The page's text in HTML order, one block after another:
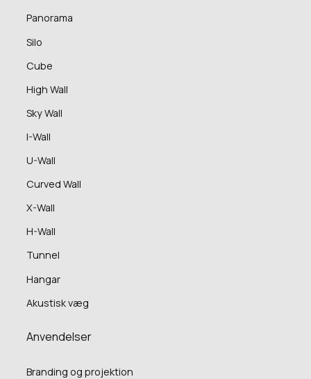
Panorama
Silo
Cube
High Wall
Sky Wall
I-Wall
U-Wall
Curved Wall
X-Wall
H-Wall
Tunnel
Hangar
Akustisk væg
Anvendelser
Branding og projektion